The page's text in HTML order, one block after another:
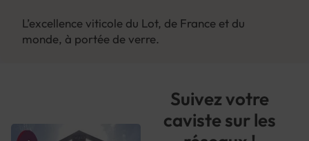
L’excellence viticole du Lot, de France et du
monde, à portée de verre.
Suivez votre
caviste sur les